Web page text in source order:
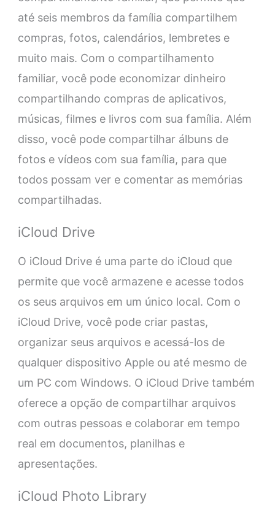
até seis membros da família compartilhem
compras, fotos, calendários, lembretes e
muito mais. Com o compartilhamento
familiar, você pode economizar dinheiro
compartilhando compras de aplicativos,
músicas, filmes e livros com sua família. Além
disso, você pode compartilhar álbuns de
fotos e vídeos com sua família, para que
todos possam ver e comentar as memórias
compartilhadas.
iCloud Drive
O iCloud Drive é uma parte do iCloud que
permite que você armazene e acesse todos
os seus arquivos em um único local. Com o
iCloud Drive, você pode criar pastas,
organizar seus arquivos e acessá-los de
qualquer dispositivo Apple ou até mesmo de
um PC com Windows. O iCloud Drive também
oferece a opção de compartilhar arquivos
com outras pessoas e colaborar em tempo
real em documentos, planilhas e
apresentações.
iCloud Photo Library